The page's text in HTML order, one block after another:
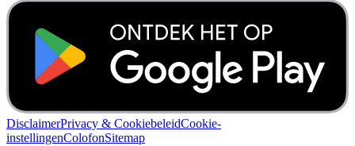
DisclaimerPrivacy & CookiebeleidCookie-
instellingenColofonSitemap